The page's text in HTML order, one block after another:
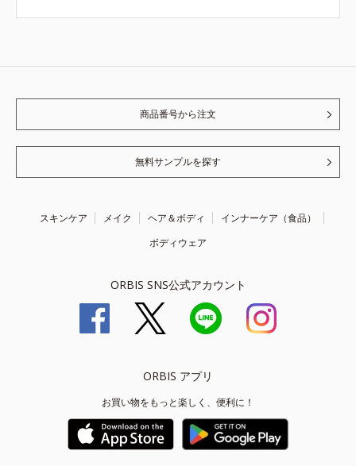
商品番号から注文
無料サンプルを探す
スキンケア メイク ヘア＆ボディ
インナーケア（食品）
ボディウェア
ORBIS SNS公式アカウント
ORBIS アプリ
お買い物をもっと楽しく、便利に！